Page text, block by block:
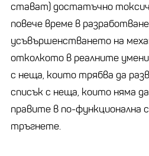
стават) достатъчно
повече време в
усъвършенстването на
отколкото в реалните
с неща, които трябва да
списък с неща, които няма да
правите в по-функционална
тръгнете.